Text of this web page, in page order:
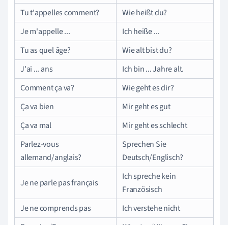
Tu t'appelles comment?
Wie heißt du?
Je m'appelle ...
Ich heiße ...
Tu as quel âge?
Wie alt bist du?
J'ai ... ans
Ich bin ... Jahre alt.
Comment ça va?
Wie geht es dir?
Ça va bien
Mir geht es gut
Ça va mal
Mir geht es schlecht
Parlez-vous
allemand/anglais?
Sprechen Sie
Deutsch/Englisch?
Je ne parle pas français
Ich spreche kein
Französisch
Je ne comprends pas
Ich verstehe nicht